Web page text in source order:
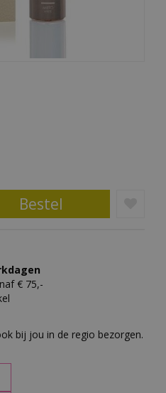
€ 75,-
bij jou in de regio bezorgen.